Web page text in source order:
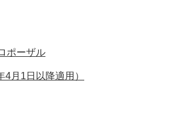
ポーザル
月1日以降適用）